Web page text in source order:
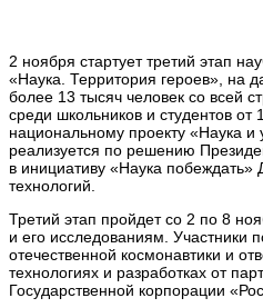
2 ноября стартует третий этап
«Наука. Территория героев», на
более 13 тысяч человек со всей
среди школьников и студентов
национальному проекту «Наука и
реализуется по решению
в инициативу «Наука побеждать»
технологий.
Третий этап пройдет со 2 по 8
и его исследованиям. Участники
отечественной космонавтики и
технологиях и разработках от
Государственной корпорации